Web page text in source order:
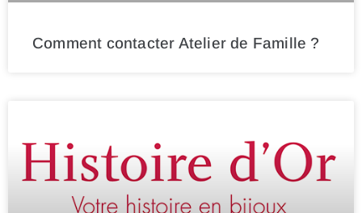
Comment contacter Atelier de Famille ?